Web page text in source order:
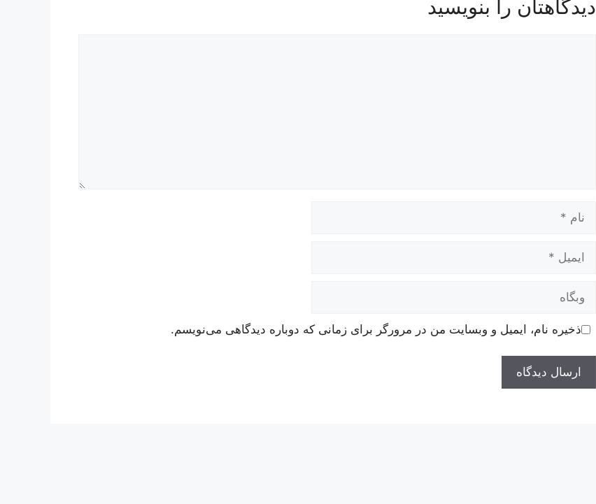
دیدگاهتان را بنویسید
وبگاه
ذخیره نام، ایمیل و وبسایت من در مرورگر برای زمانی که دوباره دیدگاهی می‌نویسم.